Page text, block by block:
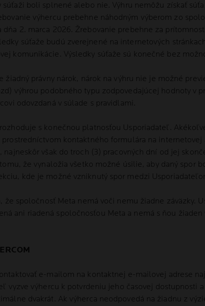
súťaži boli splnené alebo nie. Výhru nemôžu získať
výhercu prebehne náhodným výberom zo
dňa 2. marca 2026. Žrebovanie prebehne za
súťaže budú zverejnené na internetových
komunikácie. Výsledky súťaže sú konečné bez
žiadný právny nárok, nárok na výhru nie je možné
výhrou podobného typu zodpovedajúcej hodnoty v
odovzdaná v súlade s pravidlami.
s konečnou platnosťou Usporiadateľ.
kontaktného formulára na internetovej
najneskôr však do troch (3) pracovných dní od jej
že vynaložia všetko možné úsilie, aby daný spor
kde je možné vzniknutý spor medzi
že spoločnosť Meta nemá voči nemu žiadne záväzky.
ani riadená spoločnosťou Meta a nemá s ňou
e-mailom na kontaktnej e-mailovej adrese
vyzve výhercu k potvrdeniu jeho časovej dostupnosti
dvakrát. Ak výherca neodpovedá na žiadnu z